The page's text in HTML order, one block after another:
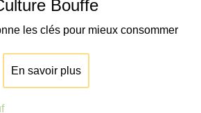
Bouffe
les clés pour mieux consommer
En savoir plus